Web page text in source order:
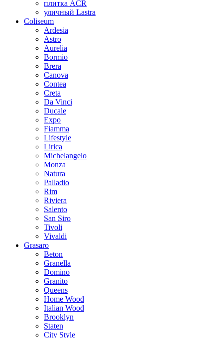
плитка ACR
уличный Lastra
Coliseum
Ardesia
Astro
Aurelia
Bormio
Brera
Canova
Contea
Creta
Da Vinci
Ducale
Expo
Fiamma
Lifestyle
Lirica
Michelangelo
Monza
Natura
Palladio
Rim
Riviera
Salento
San Siro
Tivoli
Vivaldi
Grasaro
Beton
Granella
Domino
Granito
Queens
Home Wood
Italian Wood
Brooklyn
Staten
City Style